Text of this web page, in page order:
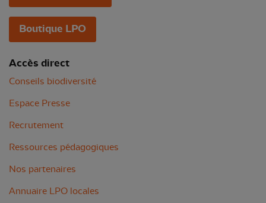
Boutique LPO
Accès direct
Conseils biodiversité
Espace Presse
Recrutement
Ressources pédagogiques
Nos partenaires
Annuaire LPO locales